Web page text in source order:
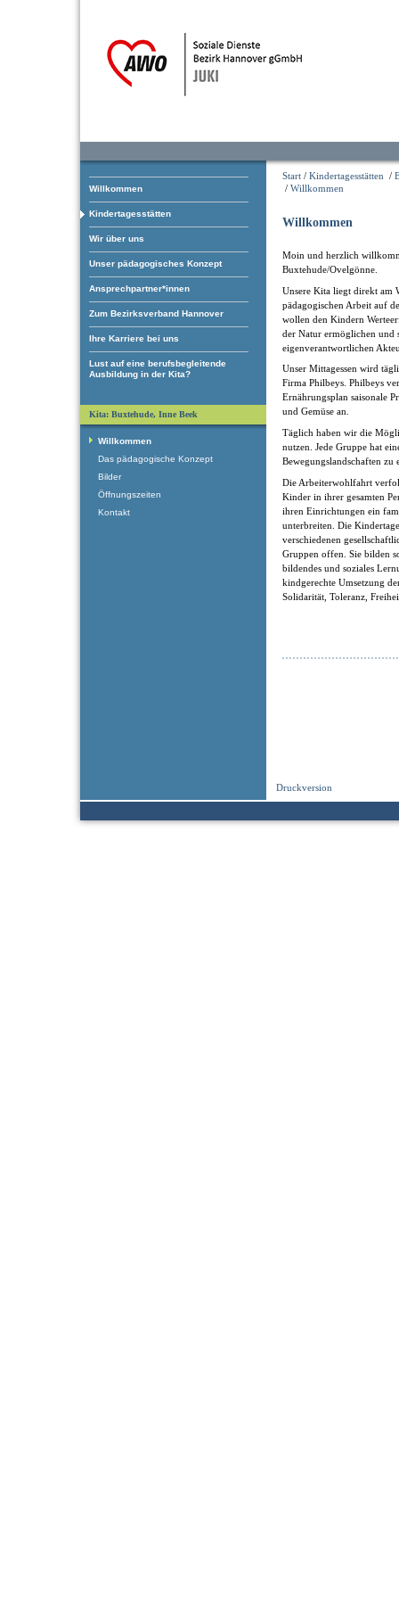
Willkommen
Kindertagesstätten
Wir über uns
Unser pädagogisches Konzept
Ansprechpartner*innen
Zum Bezirksverband Hannover
Ihre Karriere bei uns
Lust auf eine berufsbegleitende
Ausbildung in der Kita?
Start / Kindertagesstätten /
/ Willkommen
Willkommen
Moin und herzlich
Buxtehude/Ovelgönne.
Unsere Kita liegt direkt am
pädagogischen Arbeit auf
wollen den Kindern
der Natur ermöglichen und
eigenverantwortlichen
Unser Mittagessen wird
Firma Philbeys. Philbeys
Ernährungsplan saisonale
und Gemüse an.
Täglich haben wir die
nutzen. Jede Gruppe hat
Bewegungslandschaften zu
Die Arbeiterwohlfahrt
Kinder in ihrer gesamten
ihren Einrichtungen ein
unterbreiten. Die
verschiedenen
Gruppen offen. Sie bilden
bildendes und soziales
kindgerechte Umsetzung
Solidarität, Toleranz,
Druckversion
Kita: Buxtehude, Inne Beek
Willkommen
Das pädagogische Konzept
Bilder
Öffnungszeiten
Kontakt